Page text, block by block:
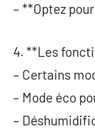
– **Optez
4. **Les
– Certains
– Mode éco
–